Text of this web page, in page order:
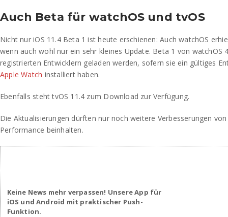
Auch Beta für watchOS und tvOS
Nicht nur iOS 11.4 Beta 1 ist heute erschienen: Auch watchOS
wenn auch wohl nur ein sehr kleines Update. Beta 1 von watchOS
registrierten Entwicklern geladen werden, sofern sie ein gültiges
Apple Watch installiert haben.
Ebenfalls steht tvOS 11.4 zum Download zur Verfügung.
Die Aktualisierungen dürften nur noch weitere Verbesserungen
Performance beinhalten.
Keine News mehr verpassen! Unsere App für
iOS und Android mit praktischer Push-
Funktion.